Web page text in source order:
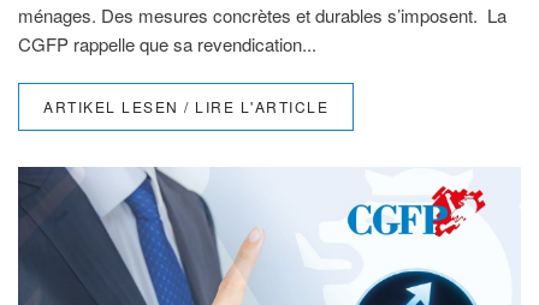
ménages. Des mesures concrètes et durables s’imposent. La
CGFP rappelle que sa revendication...
ARTIKEL LESEN / LIRE L'ARTICLE